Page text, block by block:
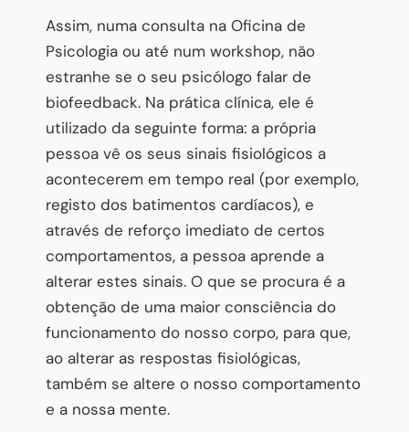
Assim, numa consulta na Oficina de
Psicologia ou até num workshop, não
estranhe se o seu psicólogo falar de
biofeedback. Na prática clínica, ele é
utilizado da seguinte forma: a própria
pessoa vê os seus sinais fisiológicos a
acontecerem em tempo real (por exemplo,
registo dos batimentos cardíacos), e
através de reforço imediato de certos
comportamentos, a pessoa aprende a
alterar estes sinais. O que se procura é a
obtenção de uma maior consciência do
funcionamento do nosso corpo, para que,
ao alterar as respostas fisiológicas,
também se altere o nosso comportamento
e a nossa mente.